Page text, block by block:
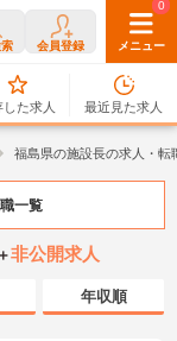
会員登録 メニュー
0
した求人
0
最近見た求人
福島県の施設長の求人・転
一覧
非公開求人
年収順